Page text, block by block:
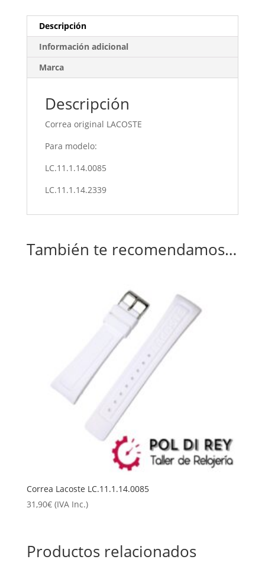
Descripción
Información adicional
Marca
Descripción
Correa original LACOSTE
Para modelo:
LC.11.1.14.0085
LC.11.1.14.2339
También te recomendamos…
Correa Lacoste LC.11.1.14.0085
31,90€ (IVA Inc.)
Productos relacionados